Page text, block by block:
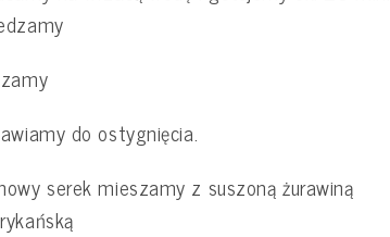
do ostygnięcia.
serek mieszamy z suszoną żurawiną